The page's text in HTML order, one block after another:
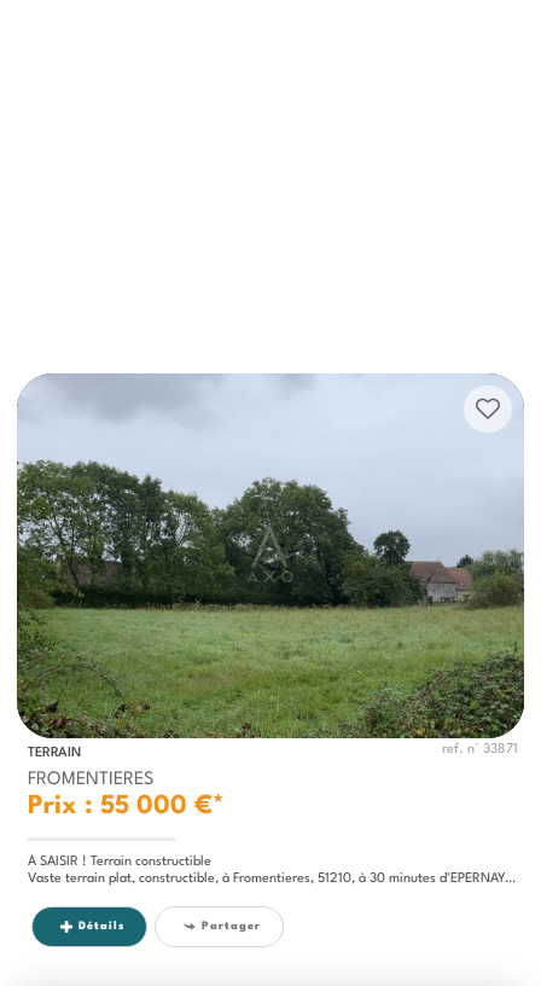
TERRAIN ref. n° 33871
FROMENTIERES
Prix : 55 000 €*
Á SAISIR ! Terrain constructible
Vaste terrain plat, constructible, à Fromentieres, 51210, à 30 minutes d'EPERNAY, 25 minutes de DORMANS, 1h40 de...
Détails Partager